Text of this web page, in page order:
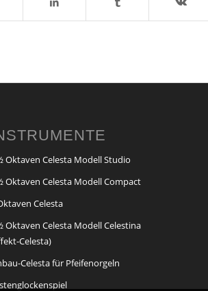
Oktaven Celesta Modell Studio
Oktaven Celesta Modell Compact
Celesta
Oktaven Celesta Modell Celestina
Celesta)
Celesta für Pfeifenorgeln